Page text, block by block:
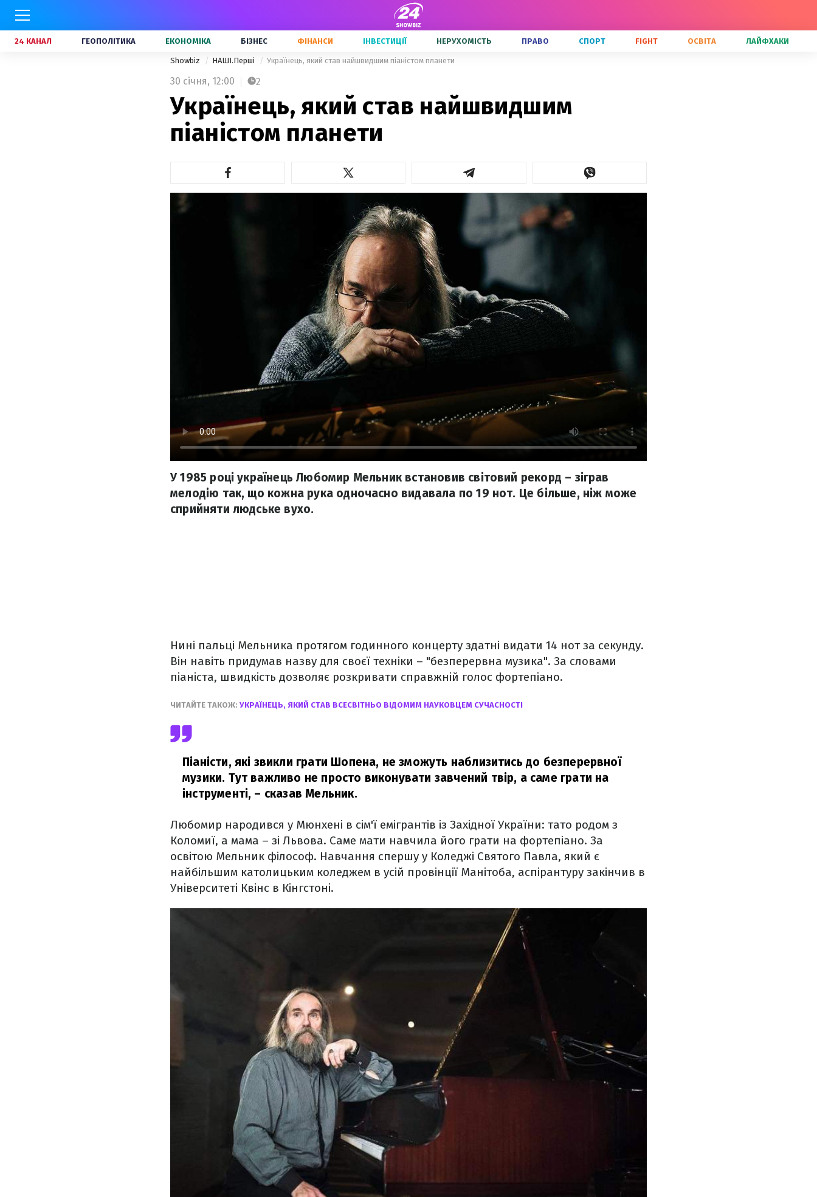
24 КАНАЛ ГЕОПОЛІТИКА ЕКОНОМІКА БІЗНЕС ФІНАНСИ ІНВЕСТИЦІЇ НЕРУХОМІСТЬ ПРАВО СПОРТ FIGHT ОСВІТА ЛАЙФХАКИ
Showbiz НАШІ.Перші Українець, який став найшвидшим піаністом планети
30 січня, 12:00 2
Українець, який став найшвидшим
піаністом планети
У 1985 році українець Любомир Мельник встановив світовий рекорд – зіграв
мелодію так, що кожна рука одночасно видавала по 19 нот. Це більше, ніж може
сприйняти людське вухо.
Нині пальці Мельника протягом годинного концерту здатні видати 14 нот за секунду.
Він навіть придумав назву для своєї техніки – "безперервна музика". За словами
піаніста, швидкість дозволяє розкривати справжній голос фортепіано.
ЧИТАЙТЕ ТАКОЖ: УКРАЇНЕЦЬ, ЯКИЙ СТАВ ВСЕСВІТНЬО ВІДОМИМ НАУКОВЦЕМ СУЧАСНОСТІ
Піаністи, які звикли грати Шопена, не зможуть наблизитись до безперервної
музики. Тут важливо не просто виконувати завчений твір, а саме грати на
інструменті, – сказав Мельник.
Любомир народився у Мюнхені в сім'ї емігрантів із Західної України: тато родом з
Коломиї, а мама – зі Львова. Саме мати навчила його грати на фортепіано. За
освітою Мельник філософ. Навчання спершу у Коледжі Святого Павла, який є
найбільшим католицьким коледжем в усій провінції Манітоба, аспірантуру закінчив в
Університеті Квінс в Кінгстоні.